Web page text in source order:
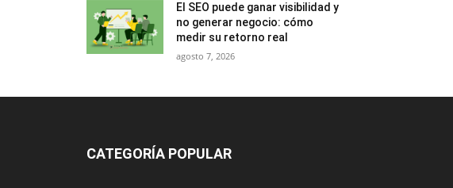
El SEO puede ganar visibilidad y
no generar negocio: cómo
medir su retorno real
agosto 7, 2026
CATEGORÍA POPULAR